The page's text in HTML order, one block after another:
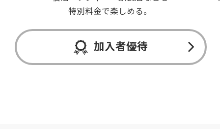
特別料金で楽しめる。
加入者優待